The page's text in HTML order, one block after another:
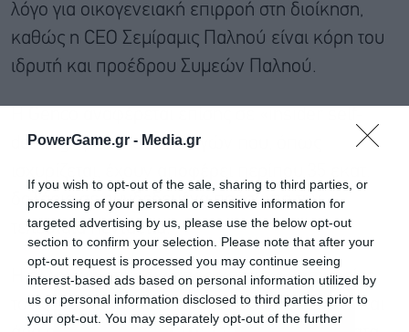
PowerGame.gr - Media.gr
If you wish to opt-out of the sale, sharing to third parties, or
processing of your personal or sensitive information for
targeted advertising by us, please use the below opt-out
section to confirm your selection. Please note that after your
opt-out request is processed you may continue seeing
interest-based ads based on personal information utilized by
us or personal information disclosed to third parties prior to
your opt-out. You may separately opt-out of the further
λόγο για οικογενειακή επιρροή στη διοίκηση,
καθώς η CEO Σεμίραμις Παληού είναι κόρη του
ιδρυτή και προέδρου Συμεών Παληού.
dealing» μέσω συναλλαγών που, όπως
δολάρια σε συνδεδεμένα πρόσωπα την
τελευταία πενταετία.
Η ελληνική εταιρεία απορρίπτει τις κατηγορίες,
τονίζοντας ότι η πρότασή της είναι μετρητοίς και